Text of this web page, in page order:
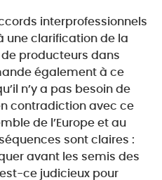
interprofessionnels
à une clarification de la
producteurs dans
également à ce
n’y a pas besoin de
contradiction avec ce
de l’Europe et au
sont claires :
avant les semis des
ce judicieux pour